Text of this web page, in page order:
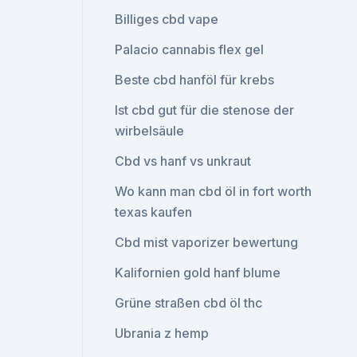
Billiges cbd vape
Palacio cannabis flex gel
Beste cbd hanföl für krebs
Ist cbd gut für die stenose der
wirbelsäule
Cbd vs hanf vs unkraut
Wo kann man cbd öl in fort worth
texas kaufen
Cbd mist vaporizer bewertung
Kalifornien gold hanf blume
Grüne straßen cbd öl thc
Ubrania z hemp